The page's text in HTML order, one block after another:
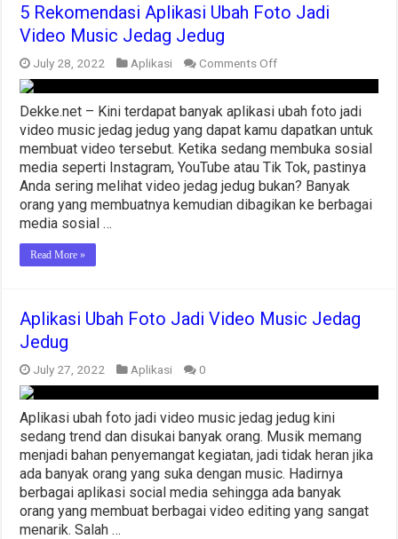
5 Rekomendasi Aplikasi Ubah Foto Jadi
Video Music Jedag Jedug
July 28, 2022 Aplikasi Comments Offon
5
Rekomendasi
Aplikasi
Ubah
Foto
Jadi
Video
Music
Jedag
Jedug
Dekke.net – Kini terdapat banyak aplikasi ubah foto jadi
video music jedag jedug yang dapat kamu dapatkan untuk
membuat video tersebut. Ketika sedang membuka sosial
media seperti Instagram, YouTube atau Tik Tok, pastinya
Anda sering melihat video jedag jedug bukan? Banyak
orang yang membuatnya kemudian dibagikan ke berbagai
media sosial …
Read More »
Aplikasi Ubah Foto Jadi Video Music Jedag
Jedug
July 27, 2022 Aplikasi 0
Aplikasi ubah foto jadi video music jedag jedug kini
sedang trend dan disukai banyak orang. Musik memang
menjadi bahan penyemangat kegiatan, jadi tidak heran jika
ada banyak orang yang suka dengan music. Hadirnya
berbagai aplikasi social media sehingga ada banyak
orang yang membuat berbagai video editing yang sangat
menarik. Salah …